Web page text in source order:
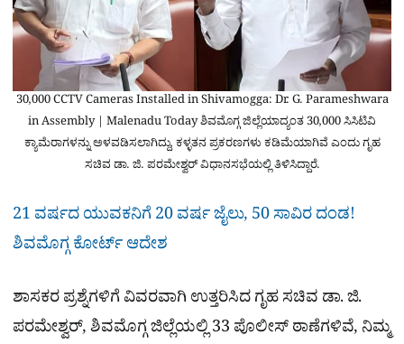
30,000 CCTV Cameras Installed in Shivamogga: Dr. G. Parameshwara
in Assembly | Malenadu Today ಶಿವಮೊಗ್ಗ ಜಿಲ್ಲೆಯಾದ್ಯಂತ 30,000 ಸಿಸಿಟಿವಿ
ಕ್ಯಾಮೆರಾಗಳನ್ನು ಅಳವಡಿಸಲಾಗಿದ್ದು, ಕಳ್ಳತನ ಪ್ರಕರಣಗಳು ಕಡಿಮೆಯಾಗಿವೆ ಎಂದು ಗೃಹ
ಸಚಿವ ಡಾ. ಜಿ. ಪರಮೇಶ್ವರ್ ವಿಧಾನಸಭೆಯಲ್ಲಿ ತಿಳಿಸಿದ್ದಾರೆ.
21 ವರ್ಷದ ಯುವಕನಿಗೆ 20 ವರ್ಷ ಜೈಲು, 50 ಸಾವಿರ ದಂಡ!
ಶಿವಮೊಗ್ಗ ಕೋರ್ಟ್ ಆದೇಶ
ಶಾಸಕರ ಪ್ರಶ್ನೆಗಳಿಗೆ ವಿವರವಾಗಿ ಉತ್ತರಿಸಿದ ಗೃಹ ಸಚಿವ ಡಾ. ಜಿ.
ಪರಮೇಶ್ವರ್, ಶಿವಮೊಗ್ಗ ಜಿಲ್ಲೆಯಲ್ಲಿ 33 ಪೊಲೀಸ್ ಠಾಣೆಗಳಿವೆ, ನಿಮ್ಮ